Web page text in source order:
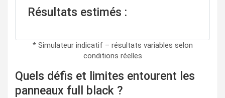
Résultats estimés :
* Simulateur indicatif – résultats variables selon
conditions réelles
Quels défis et limites entourent les
panneaux full black ?